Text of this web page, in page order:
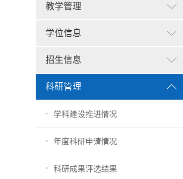
教学管理
学位信息
招生信息
科研管理
学科建设推进情况
年度科研申请情况
科研成果评选结果